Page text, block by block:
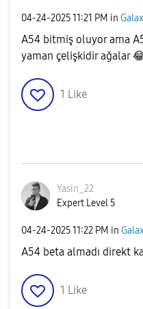
‎04-24-202511:21 PM in
A54 bitmiş oluyor ama
yaman çelişkidir ağalar
1 Like
Yasin_22
Expert Level 5
‎04-24-202511:22 PM in
A54 beta almadı direkt
1 Like